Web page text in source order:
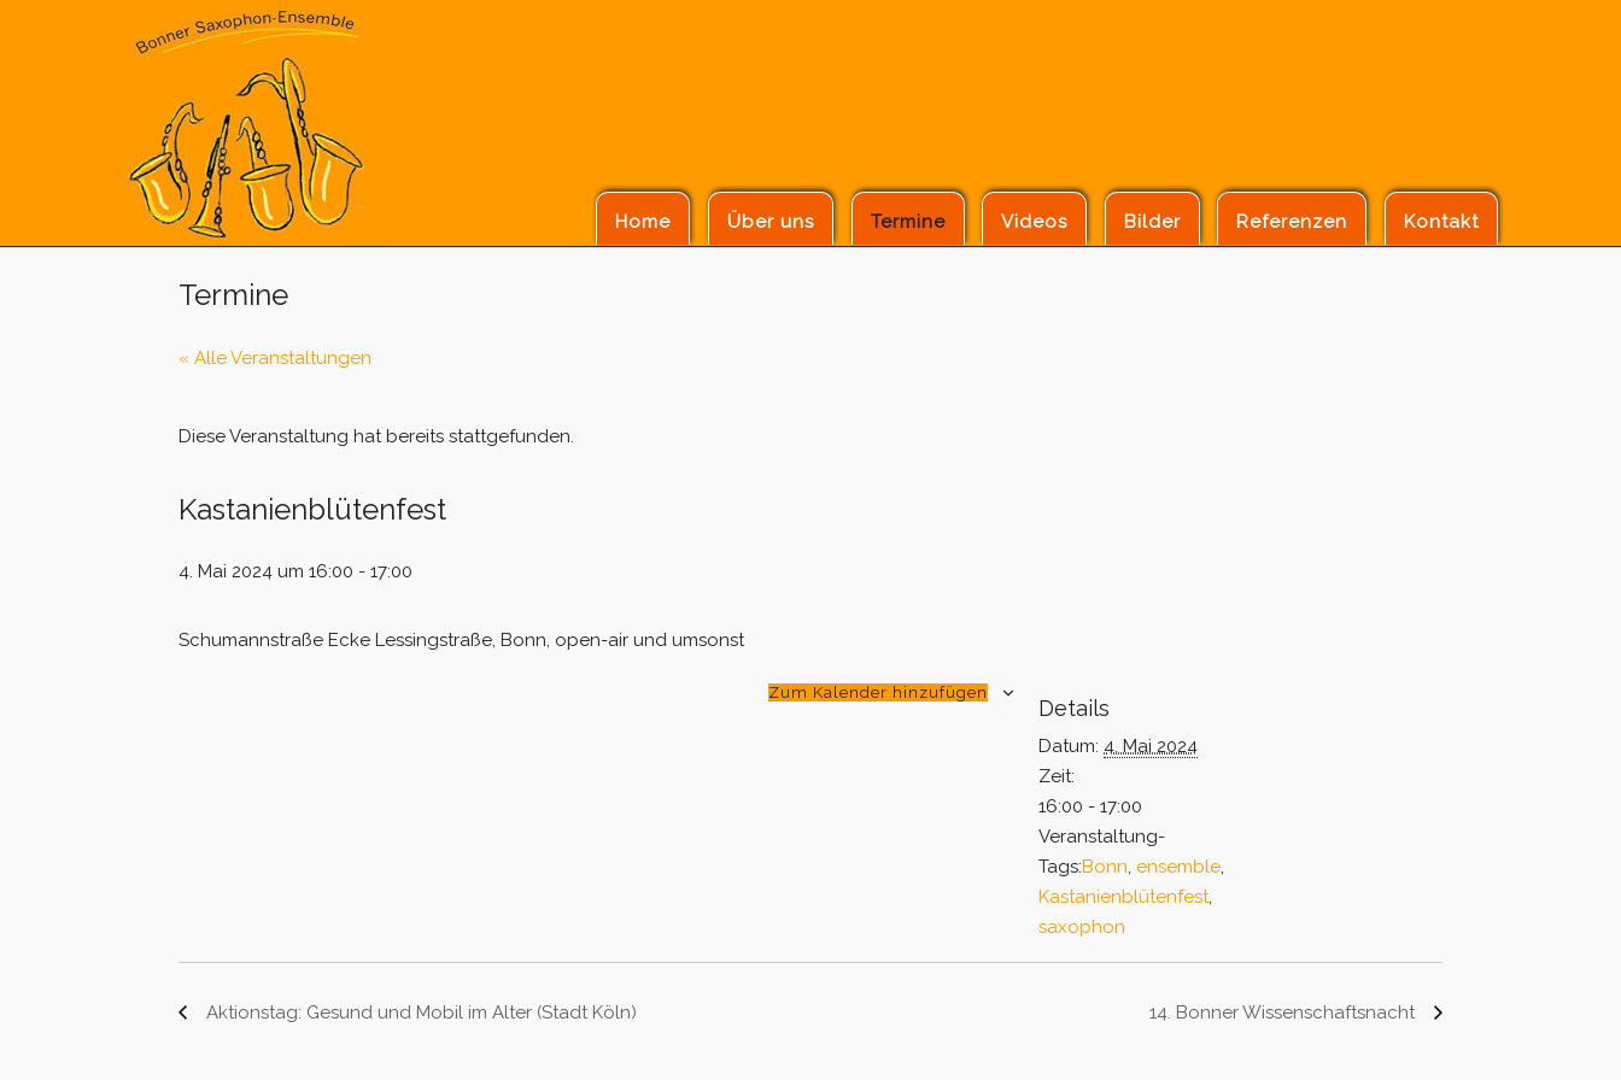
Home Über uns Termine Videos Bilder Referenzen Kontakt
Termine
« Alle Veranstaltungen
Diese Veranstaltung hat bereits stattgefunden.
Kastanienblütenfest
4. Mai 2024 um 16:00 - 17:00
Schumannstraße Ecke Lessingstraße, Bonn, open-air und umsonst
Zum Kalender hinzufügen
Details
Datum: 4. Mai 2024
Zeit:
16:00 - 17:00
Veranstaltung-
Tags:Bonn, ensemble,
Kastanienblütenfest,
saxophon
Aktionstag: Gesund und Mobil im Alter (Stadt Köln) 14. Bonner Wissenschaftsnacht